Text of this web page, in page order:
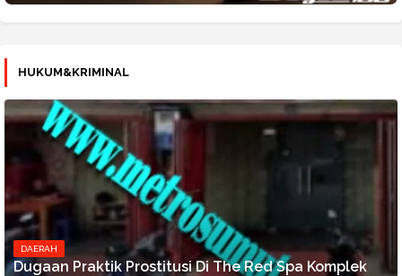
HUKUM&KRIMINAL
DAERAH
Dugaan Praktik Prostitusi Di The Red Spa Komplek